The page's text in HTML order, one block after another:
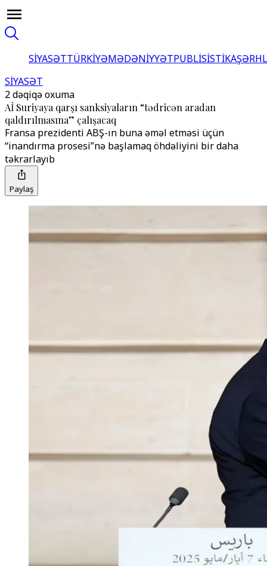
SİYASƏTTÜRKİYƏMƏDƏNİYYƏTPUBLİSİSTİKA
SİYASƏT
2 dəqiqə oxuma
Aİ Suriyaya qarşı sanksiyaların “tədricən aradan
qaldırılmasına” çalışacaq
Fransa prezidenti ABŞ-ın buna əməl etməsi üçün
“inandırma prosesi”nə başlamaq öhdəliyini bir daha
təkrarlayıb
Paylaş